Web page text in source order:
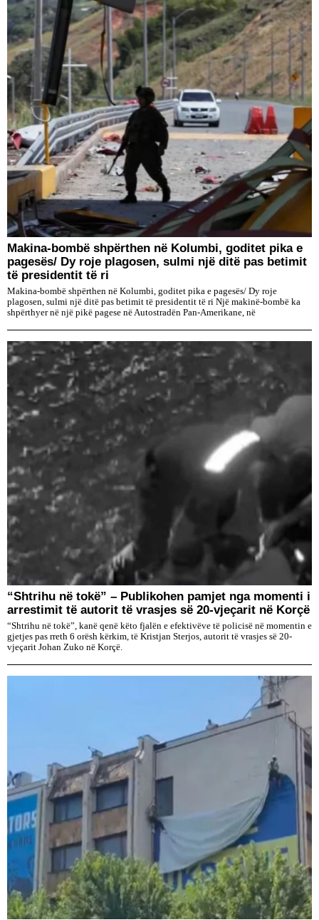
Makina-bombë shpërthen në Kolumbi, goditet pika e
pagesës/ Dy roje plagosen, sulmi një ditë pas betimit
të presidentit të ri
Makina-bombë shpërthen në Kolumbi, goditet pika e pagesës/ Dy roje
plagosen, sulmi një ditë pas betimit të presidentit të ri Një makinë-bombë ka
shpërthyer në një pikë pagese në Autostradën Pan-Amerikane, në
“Shtrihu në tokë” – Publikohen pamjet nga momenti i
arrestimit të autorit të vrasjes së 20-vjeçarit në Korçë
“Shtrihu në tokë”, kanë qenë këto fjalën e efektivëve të policisë në momentin e
gjetjes pas rreth 6 orësh kërkim, të Kristjan Sterjos, autorit të vrasjes së 20-
vjeçarit Johan Zuko në Korçë.